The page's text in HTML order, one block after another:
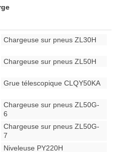
Chargeuse sur pneus ZL30H
Chargeuse sur pneus ZL50H
Grue télescopique CLQY50KA
Chargeuse sur pneus ZL50G-
6
Chargeuse sur pneus ZL50G-
7
Niveleuse PY220H